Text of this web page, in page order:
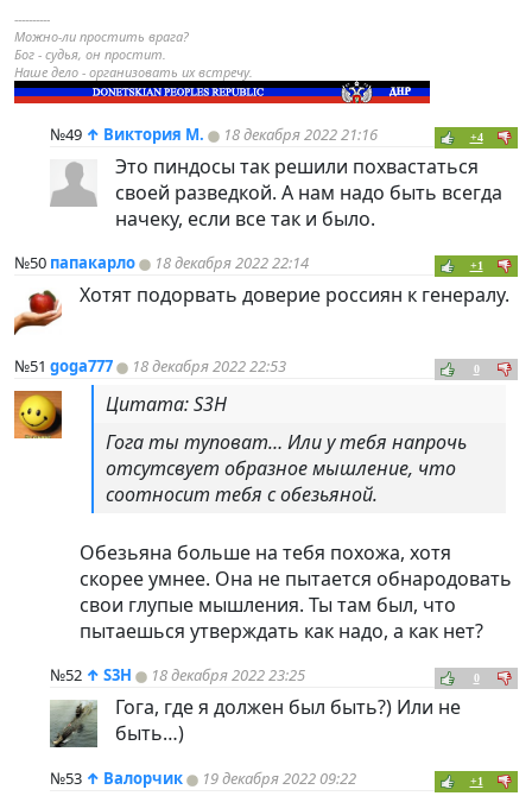
----------
Можно-ли простить врага?
Бог - судья, он простит.
Наше дело - организовать их встречу.
№49 ↑ Виктория М. 18 декабря 2022 21:16 +4
Это пиндocы так решили похвастаться
своей разведкой. А нам надо быть всегда
начеку, если все так и было.
№50 папакарло 18 декабря 2022 22:14 +1
Хотят подорвать доверие россиян к генералу.
№51 goga777 18 декабря 2022 22:53 0
Цитата: S3H
Гога ты туповат… Или у тебя напрочь
отсутсвует образное мышление, что
соотносит тебя с обезьяной.
Обезьяна больше на тебя похожа, хотя
скорее умнее. Она не пытается обнародовать
свои глупые мышления. Ты там был, что
пытаешься утверждать как надо, а как нет?
№52 ↑ S3H 18 декабря 2022 23:25 0
Гога, где я должен был быть?) Или не
быть…)
№53 ↑ Валорчик 19 декабря 2022 09:22 +1